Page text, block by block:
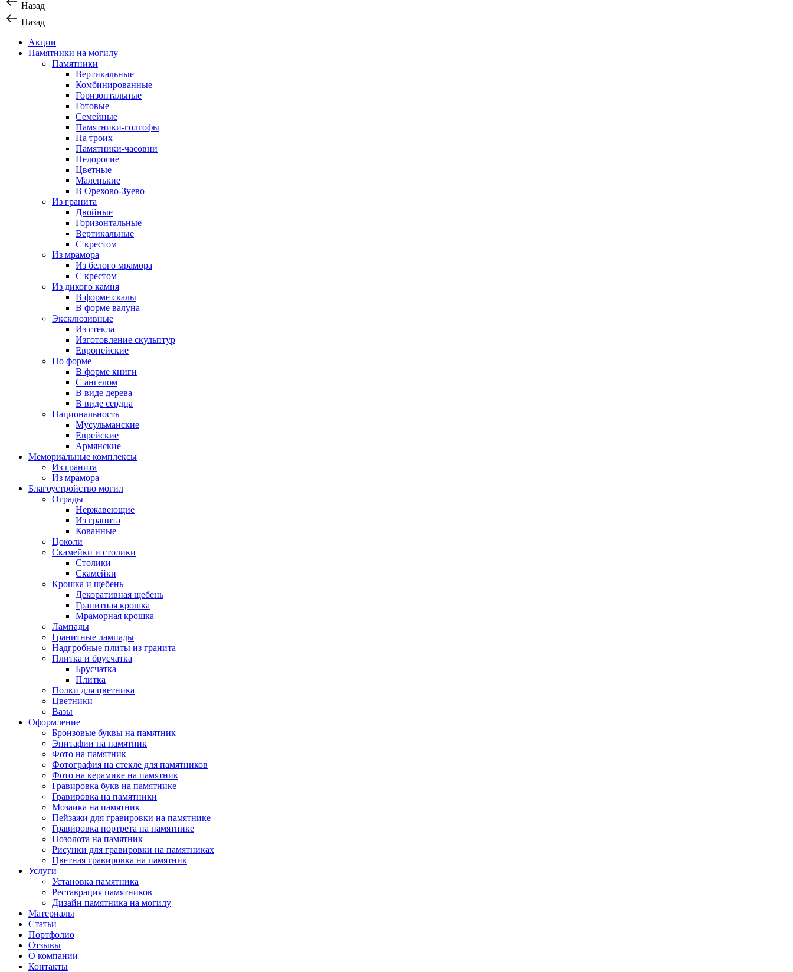
Назад
Назад
Акции
Памятники на могилу
Памятники
Вертикальные
Комбинированные
Горизонтальные
Готовые
Семейные
Памятники-голгофы
На троих
Памятники-часовни
Недорогие
Цветные
Маленькие
В Орехово-Зуево
Из гранита
Двойные
Горизонтальные
Вертикальные
С крестом
Из мрамора
Из белого мрамора
С крестом
Из дикого камня
В форме скалы
В форме валуна
Эксклюзивные
Из стекла
Изготовление скульптур
Европейские
По форме
В форме книги
С ангелом
В виде дерева
В виде сердца
Национальность
Мусульманские
Еврейские
Армянские
Мемориальные комплексы
Из гранита
Из мрамора
Благоустройство могил
Ограды
Нержавеющие
Из гранита
Кованные
Цоколи
Скамейки и столики
Столики
Скамейки
Крошка и щебень
Декоративная щебень
Гранитная крошка
Мраморная крошка
Лампады
Гранитные лампады
Надгробные плиты из гранита
Плитка и брусчатка
Брусчатка
Плитка
Полки для цветника
Цветники
Вазы
Оформление
Бронзовые буквы на памятник
Эпитафии на памятник
Фото на памятник
Фотография на стекле для памятников
Фото на керамике на памятник
Гравировка букв на памятнике
Гравировка на памятники
Мозаика на памятник
Пейзажи для гравировки на памятнике
Гравировка портрета на памятнике
Позолота на памятник
Рисунки для гравировки на памятниках
Цветная гравировка на памятник
Услуги
Установка памятника
Реставрация памятников
Дизайн памятника на могилу
Материалы
Статьи
Портфолио
Отзывы
О компании
Контакты